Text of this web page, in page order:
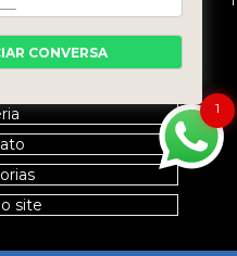
site
1
CONVERSA